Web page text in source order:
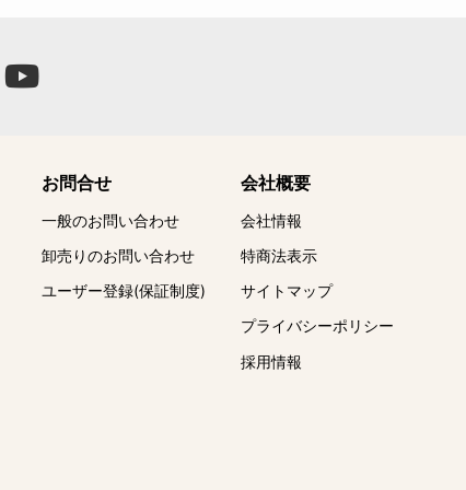
お問合せ
一般のお問い合わせ
卸売りのお問い合わせ
ユーザー登録(保証制度)
会社概要
会社情報
特商法表示
サイトマップ
プライバシーポリシー
採用情報